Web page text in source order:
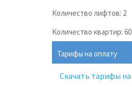
Количество лифтов: 2
Количество квартир: 60
Тарифы на оплату
Скачать тарифы на